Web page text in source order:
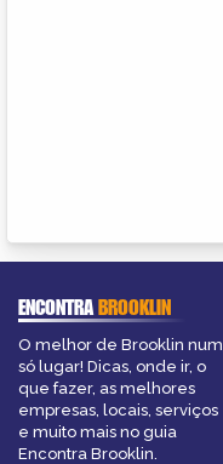
ENCONTRABROOKLIN
O melhor de Brooklin num
só lugar! Dicas, onde ir, o
que fazer, as melhores
empresas, locais, serviços
e muito mais no guia
Encontra Brooklin.